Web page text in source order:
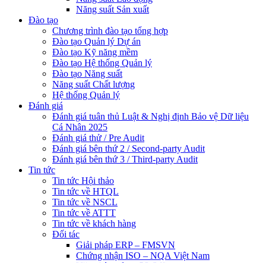
Năng suất Sản xuất
Đào tạo
Chương trình đào tạo tổng hợp
Đào tạo Quản lý Dự án
Đào tạo Kỹ năng mềm
Đào tạo Hệ thống Quản lý
Đào tạo Năng suất
Năng suất Chất lượng
Hệ thống Quản lý
Đánh giá
Đánh giá tuân thủ Luật & Nghị định Bảo vệ Dữ liệu
Cá Nhân 2025
Đánh giá thử / Pre Audit
Đánh giá bên thứ 2 / Second-party Audit
Đánh giá bên thứ 3 / Third-party Audit
Tin tức
Tin tức Hội thảo
Tin tức về HTQL
Tin tức về NSCL
Tin tức về ATTT
Tin tức về khách hàng
Đối tác
Giải pháp ERP – FMSVN
Chứng nhận ISO – NQA Việt Nam